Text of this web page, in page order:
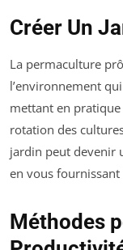
Créer Un
La permaculture
l’environnement
mettant en
rotation des
jardin peut devenir
en vous
Méthodes